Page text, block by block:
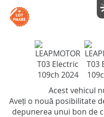
Acest vehicul
Aveți o nouă posibilitate
depunerea unui bon de